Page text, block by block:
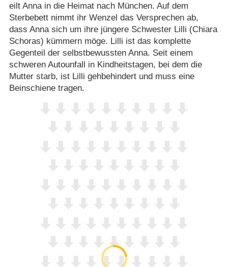
eilt Anna in die Heimat nach München. Auf dem
Sterbebett nimmt ihr Wenzel das Versprechen ab,
dass Anna sich um ihre jüngere Schwester Lilli (Chiara
Schoras) kümmern möge. Lilli ist das komplette
Gegenteil der selbstbewussten Anna. Seit einem
schweren Autounfall in Kindheitstagen, bei dem die
Mutter starb, ist Lilli gehbehindert und muss eine
Beinschiene tragen.